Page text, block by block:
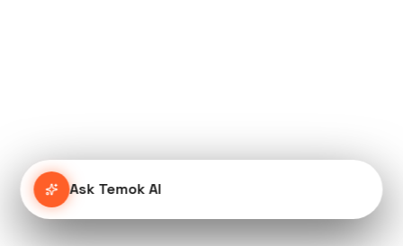
Ask Temok AI